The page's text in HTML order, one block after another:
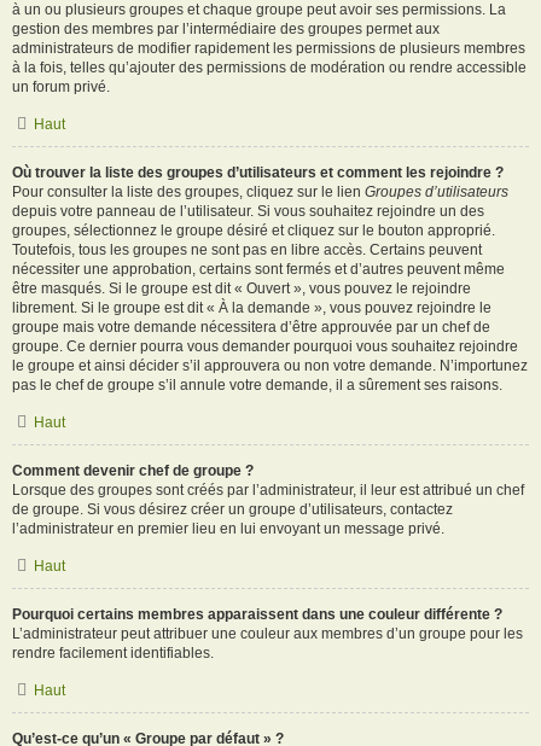
à un ou plusieurs groupes et chaque groupe peut avoir ses permissions. La
gestion des membres par l’intermédiaire des groupes permet aux
administrateurs de modifier rapidement les permissions de plusieurs membres
à la fois, telles qu’ajouter des permissions de modération ou rendre accessible
un forum privé.
Haut
Où trouver la liste des groupes d’utilisateurs et comment les rejoindre ?
Pour consulter la liste des groupes, cliquez sur le lien Groupes d’utilisateurs
depuis votre panneau de l’utilisateur. Si vous souhaitez rejoindre un des
groupes, sélectionnez le groupe désiré et cliquez sur le bouton approprié.
Toutefois, tous les groupes ne sont pas en libre accès. Certains peuvent
nécessiter une approbation, certains sont fermés et d’autres peuvent même
être masqués. Si le groupe est dit « Ouvert », vous pouvez le rejoindre
librement. Si le groupe est dit « À la demande », vous pouvez rejoindre le
groupe mais votre demande nécessitera d’être approuvée par un chef de
groupe. Ce dernier pourra vous demander pourquoi vous souhaitez rejoindre
le groupe et ainsi décider s’il approuvera ou non votre demande. N’importunez
pas le chef de groupe s’il annule votre demande, il a sûrement ses raisons.
Haut
Comment devenir chef de groupe ?
Lorsque des groupes sont créés par l’administrateur, il leur est attribué un chef
de groupe. Si vous désirez créer un groupe d’utilisateurs, contactez
l’administrateur en premier lieu en lui envoyant un message privé.
Haut
Pourquoi certains membres apparaissent dans une couleur différente ?
L’administrateur peut attribuer une couleur aux membres d’un groupe pour les
rendre facilement identifiables.
Haut
Qu’est-ce qu’un « Groupe par défaut » ?